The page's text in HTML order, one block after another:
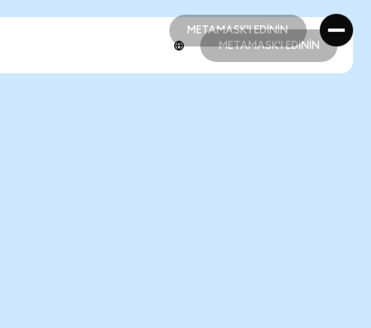
METAMASK'I EDİNİN
METAMASK'I EDİNİN
METAMASK'I EDİNİN